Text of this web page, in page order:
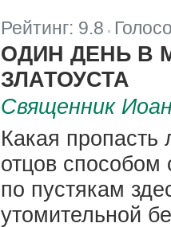
Рейтинг: 9.8 |
ОДИН ДЕНЬ В
ЗЛАТОУСТА
Священник
Какая
отцов
по пустякам
утомительной